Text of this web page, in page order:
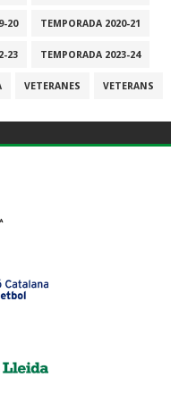
20 TEMPORADA 2020-21
23 TEMPORADA 2023-24
VETERANES VETERANS